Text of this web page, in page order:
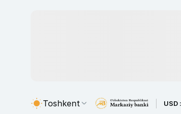
Toshkent USD :